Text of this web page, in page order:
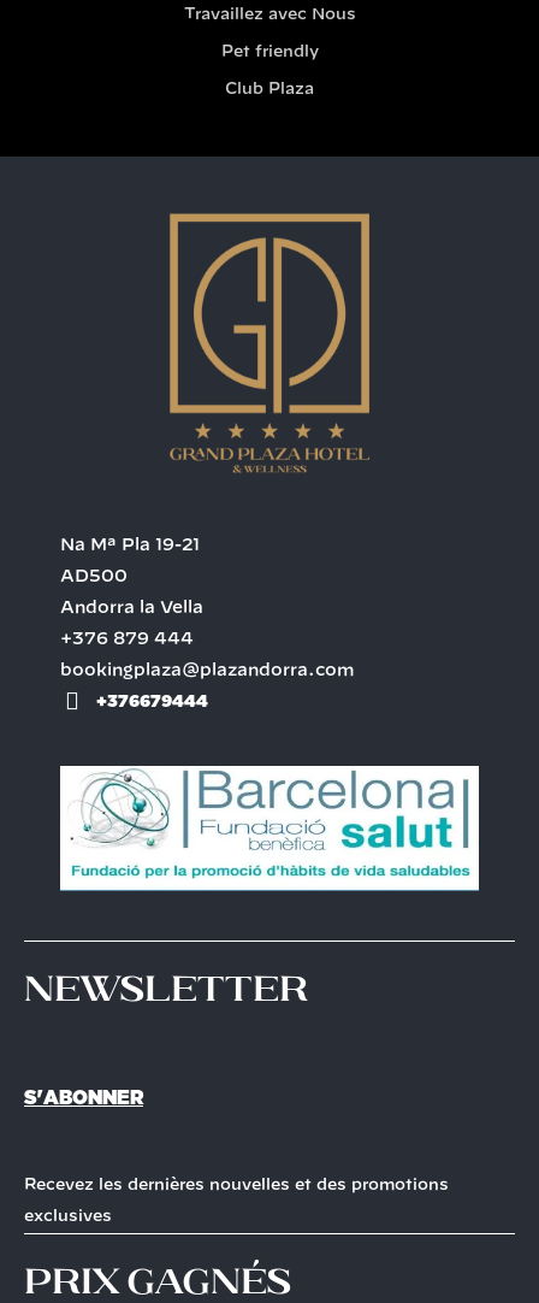
Travaillez avec Nous
Pet friendly
Club Plaza
Na Mª Pla 19-21
AD500
Andorra la Vella
+376 879 444
bookingplaza@plazandorra.com
+376679444
Newsletter
S'ABONNER
Recevez les dernières nouvelles et des promotions
exclusives
prix gagnés